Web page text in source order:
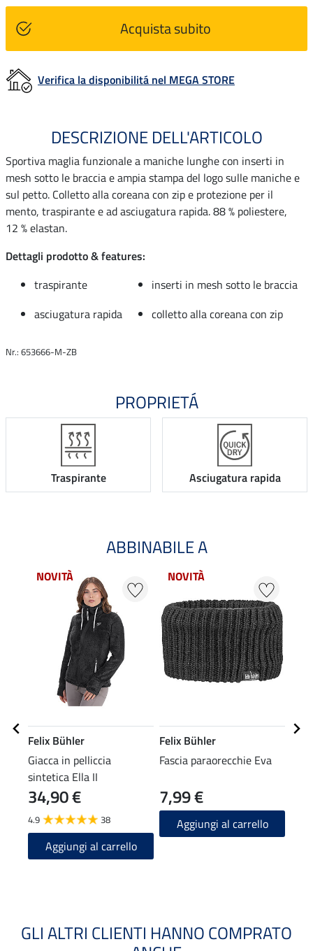
Acquista subito
Verifica la disponibilitá nel MEGA STORE
DESCRIZIONE DELL'ARTICOLO
Sportiva maglia funzionale a maniche lunghe con inserti in
mesh sotto le braccia e ampia stampa del logo sulle maniche e
sul petto. Colletto alla coreana con zip e protezione per il
mento, traspirante e ad asciugatura rapida. 88 % poliestere,
12 % elastan.
Dettagli prodotto & features:
traspirante
inserti in mesh sotto le braccia
asciugatura rapida
colletto alla coreana con zip
Nr.: 653666-M-ZB
PROPRIETÁ
Traspirante Asciugatura rapida
ABBINABILE A
NOVITÀ
Felix Bühler
Giacca in pelliccia
sintetica Ella II
34,90 €
4.9 38
Aggiungi al carrello
NOVITÀ
Felix Bühler
Fascia paraorecchie Eva
7,99 €
Aggiungi al carrello
GLI ALTRI CLIENTI HANNO COMPRATO